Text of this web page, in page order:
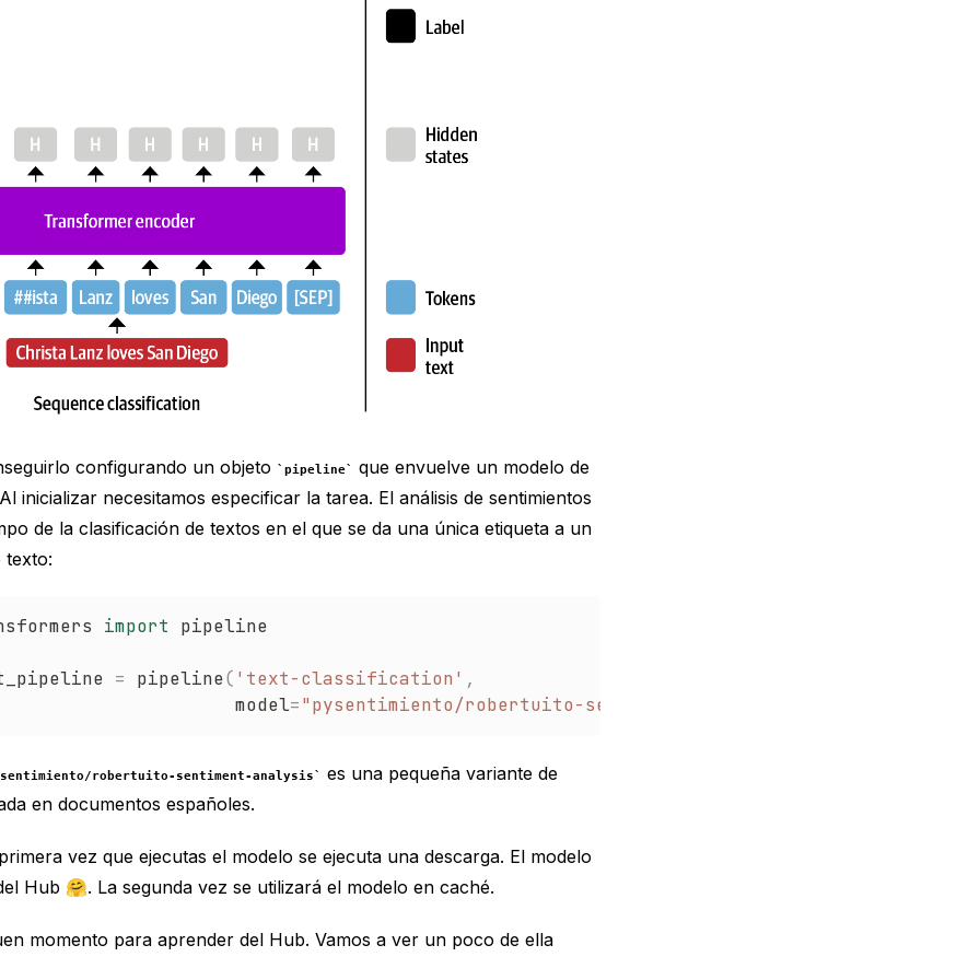
configurando un objeto pipeline
que envuelve un modelo de
inicializar necesitamos especificar la tarea. El análisis de sentimientos
de la clasificación de textos en el que se da una única etiqueta a un
texto:
import pipeline
= pipeline( 'text-classification' ,
model
="pysentimiento/robertuito-sentiment-analysis"
robertuito-sentiment-analysis
es una pequeña variante de
en documentos españoles.
vez que ejecutas el modelo se ejecuta una descarga. El modelo
Hub 🤗. La segunda vez se utilizará el modelo en caché.
momento para aprender del Hub. Vamos a ver un poco de ella